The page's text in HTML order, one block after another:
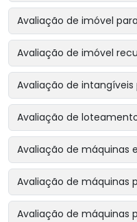
Avaliação de imóvel
Avaliação de imóvel
Avaliação de
Avaliação de
Avaliação de máquinas
Avaliação de máquinas
Avaliação de máquinas